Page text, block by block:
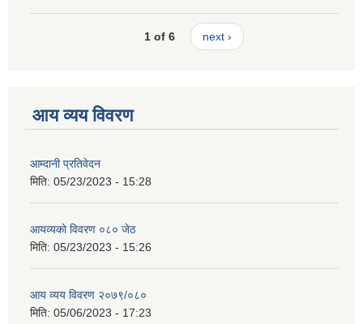
1 of 6 next ›
आय व्यय विवरण
आम्दानी प्रतिवेदन
मिति: 05/23/2023 - 15:28
आयव्यकाे विवरण ०८० जेठ
मिति: 05/23/2023 - 15:26
आय व्यय विवरण २०७९/०८०
मिति: 05/06/2023 - 17:23